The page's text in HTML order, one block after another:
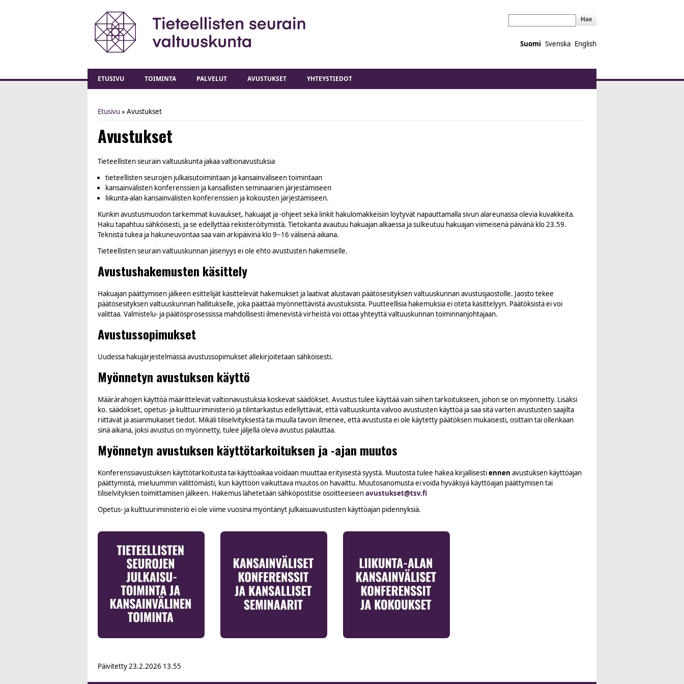
Suomi Svenska English
ETUSIVU TOIMINTA PALVELUT AVUSTUKSET YHTEYSTIEDOT
Etusivu» Avustukset
Avustukset
Tieteellisten seurain valtuuskunta jakaa valtionavustuksia
tieteellisten seurojen julkaisutoimintaan ja kansainväliseen toimintaan
kansainvälisten konferenssien ja kansallisten seminaarien järjestämiseen
liikunta-alan kansainvälisten konferenssien ja kokousten järjestämiseen.
Kunkin avustusmuodon tarkemmat kuvaukset, hakuajat ja -ohjeet sekä linkit hakulomakkeisiin löytyvät napauttamalla sivun alareunassa olevia kuvakkeita.
Haku tapahtuu sähköisesti, ja se edellyttää rekisteröitymistä. Tietokanta avautuu hakuajan alkaessa ja sulkeutuu hakuajan viimeisenä päivänä klo 23.59.
Teknistä tukea ja hakuneuvontaa saa vain arkipäivinä klo 9−16 välisenä aikana.
Tieteellisten seurain valtuuskunnan jäsenyys ei ole ehto avustusten hakemiselle.
Avustushakemusten käsittely
Hakuajan päättymisen jälkeen esittelijät käsittelevät hakemukset ja laativat alustavan päätösesityksen valtuuskunnan avustusjaostolle. Jaosto tekee
päätösesityksen valtuuskunnan hallitukselle, joka päättää myönnettävistä avustuksista. Puutteellisia hakemuksia ei oteta käsittelyyn. Päätöksistä ei voi
valittaa. Valmistelu- ja päätösprosessissa mahdollisesti ilmenevistä virheistä voi ottaa yhteyttä valtuuskunnan toiminnanjohtajaan.
Avustussopimukset
Uudessa hakujärjestelmässä avustussopimukset allekirjoitetaan sähköisesti.
Myönnetyn avustuksen käyttö
Määrärahojen käyttöä määrittelevät valtionavustuksia koskevat säädökset. Avustus tulee käyttää vain siihen tarkoitukseen, johon se on myönnetty. Lisäksi
ko. säädökset, opetus- ja kulttuuriministeriö ja tilintarkastus edellyttävät, että valtuuskunta valvoo avustusten käyttöä ja saa sitä varten avustusten saajilta
riittävät ja asianmukaiset tiedot. Mikäli tiliselvityksestä tai muulla tavoin ilmenee, että avustusta ei ole käytetty päätöksen mukaisesti, osittain tai ollenkaan
sinä aikana, joksi avustus on myönnetty, tulee jäljellä oleva avustus palauttaa.
Myönnetyn avustuksen käyttötarkoituksen ja -ajan muutos
Konferenssiavustuksen käyttötarkoitusta tai käyttöaikaa voidaan muuttaa erityisestä syystä. Muutosta tulee hakea kirjallisestiennen avustuksen käyttöajan
päättymistä, mieluummin välittömästi, kun käyttöön vaikuttava muutos on havaittu. Muutosanomusta ei voida hyväksyä käyttöajan päättymisen tai
tiliselvityksen toimittamisen jälkeen. Hakemus lähetetään sähköpostitse osoitteeseenavustukset@tsv.fi
Opetus- ja kulttuuriministeriö ei ole viime vuosina myöntänyt julkaisuavustusten käyttöajan pidennyksiä.
Päivitetty 23.2.2026 13.55